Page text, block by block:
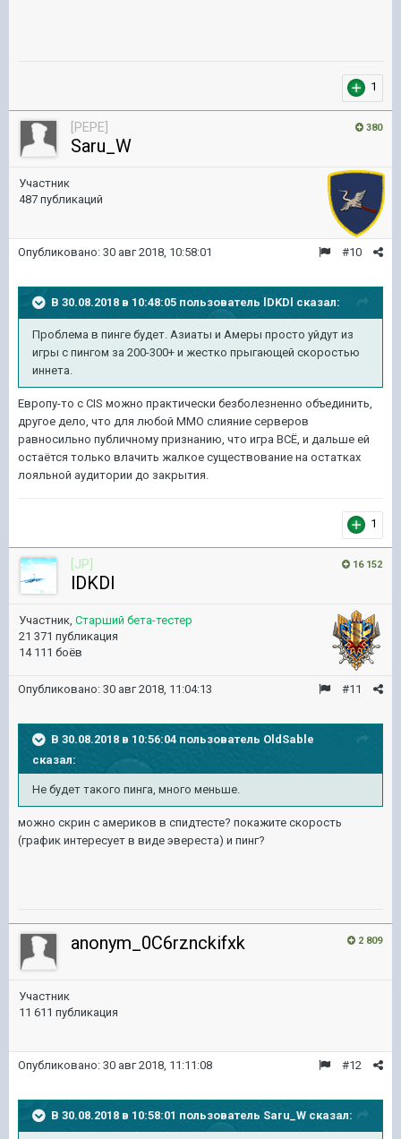
1
380
[PEPE]
Saru_W
Участник
487 публикаций
#10
Опубликовано: 30 авг 2018, 10:58:01
В 30.08.2018 в 10:48:05 пользователь lDKDl сказал:
Проблема в пинге будет. Азиаты и Амеры просто уйдут из
игры с пингом за 200-300+ и жестко прыгающей скоростью
иннета.
Европу-то с CIS можно практически безболезненно объединить,
другое дело, что для любой ММО слияние серверов
равносильно публичному признанию, что игра ВСЁ, и дальше ей
остаётся только влачить жалкое существование на остатках
лояльной аудитории до закрытия.
1
16 152
[JP]
lDKDl
Участник, Старший бета-тестер
21 371 публикация
14 111 боёв
#11
Опубликовано: 30 авг 2018, 11:04:13
В 30.08.2018 в 10:56:04 пользователь OldSable
сказал:
Не будет такого пинга, много меньше.
можно скрин с америков в спидтесте? покажите скорость
(график интересует в виде эвереста) и пинг?
2 809
anonym_0C6rznckifxk
Участник
11 611 публикация
#12
Опубликовано: 30 авг 2018, 11:11:08
В 30.08.2018 в 10:58:01 пользователь Saru_W сказал: